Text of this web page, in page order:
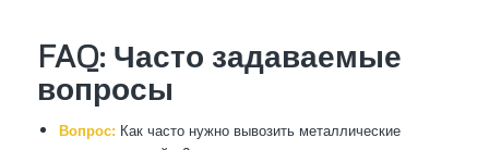
FAQ: Часто задаваемые
вопросы
Вопрос:Как часто нужно вывозить металлические